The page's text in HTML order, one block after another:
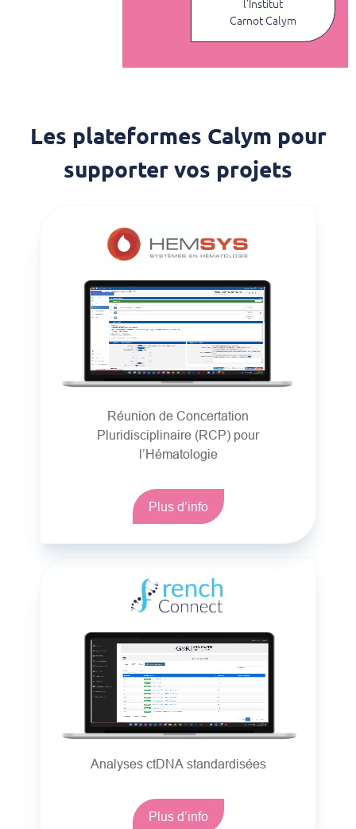
Carnot Calym
Les plateformes Calym pour
supporter vos projets
Réunion de Concertation
Pluridisciplinaire (RCP) pour
l’Hématologie
Plus d’info
Analyses ctDNA standardisées
Plus d’info